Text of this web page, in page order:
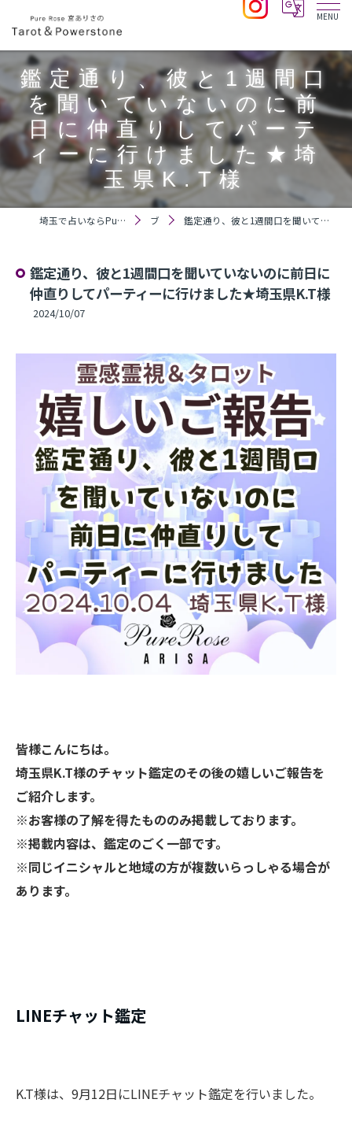
鑑定通り、彼と1週間口
を聞いていないのに前
日に仲直りしてパーテ
ィーに行けました★埼
玉県K.T様
埼玉で占いならPure Rose 宮ありさのTarot＆Powerstone ブログ 鑑定通り、彼と1週間口を聞いていないのに前日に仲直りしてパーティーに行けました★埼玉県K.T様
鑑定通り、彼と1週間口を聞いていないのに前日に
仲直りしてパーティーに行けました★埼玉県K.T様
2024/10/07
皆様こんにちは。
埼玉県K.T様のチャット鑑定のその後の嬉しいご報告を
ご紹介します。
※お客様の了解を得たもののみ掲載しております。
※掲載内容は、鑑定のごく一部です。
※同じイニシャルと地域の方が複数いらっしゃる場合が
あります。
​LINEチャット鑑定
K.T様は、9月12日にLINEチャット鑑定を行いました。